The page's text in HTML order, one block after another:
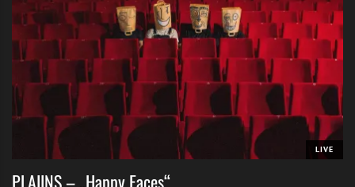
LIVE
PLAIINS – „Happy Faces“